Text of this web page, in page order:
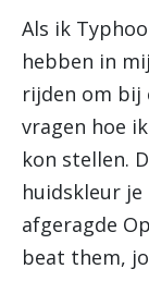
Als ik
hebben in
rijden om bij
vragen hoe
kon stellen.
huidskleur
afgeragde
beat them,